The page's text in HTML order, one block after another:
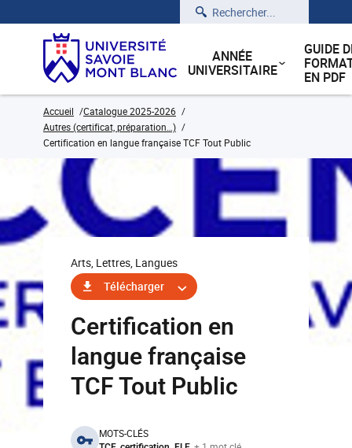
Rechercher
ANNÉE
UNIVERSITAIRE
GUIDE
EN PDF
Accueil
Catalogue 2025-2026
Autres (certificat, préparation…)
Certification en langue française TCF Tout Public
Arts, Lettres, Langues
Télécharger
Certification en
langue française
TCF Tout Public
benefits
MOTS-CLÉS